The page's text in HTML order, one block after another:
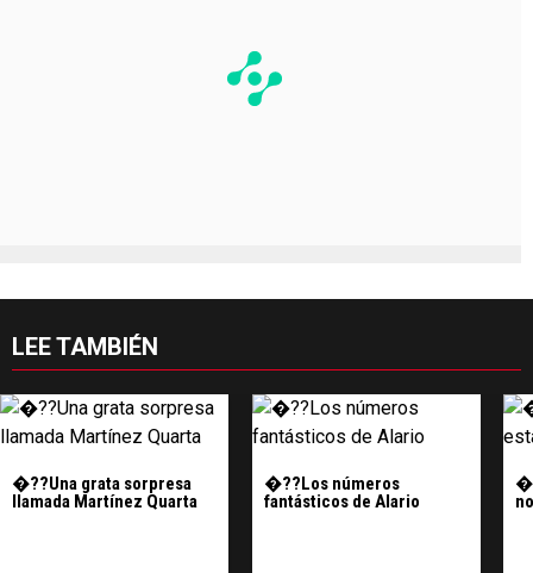
LEE TAMBIÉN
�??Una grata sorpresa
llamada Martínez Quarta
�??Los números
fantásticos de Alario